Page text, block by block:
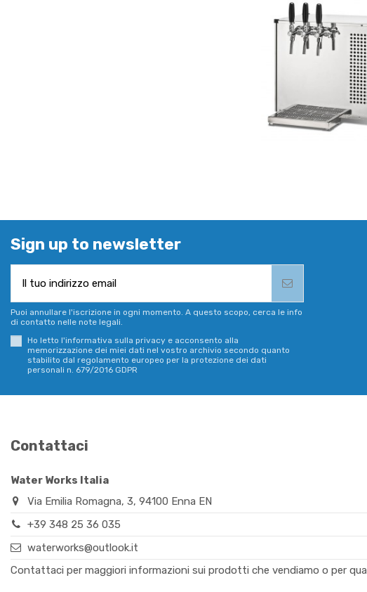
Sign up to newsletter
Puoi annullare l'iscrizione in ogni momento. A questo scopo, cerca le info
di contatto nelle note legali.
Ho letto l'informativa sulla privacy e acconsento alla
memorizzazione dei miei dati nel vostro archivio secondo quanto
stabilito dal regolamento europeo per la protezione dei dati
personali n. 679/2016 GDPR
Contattaci
Water Works Italia
Via Emilia Romagna, 3, 94100 Enna EN
+39 348 25 36 035
waterworks@outlook.it
Contattaci per maggiori informazioni sui prodotti che vendiamo o per